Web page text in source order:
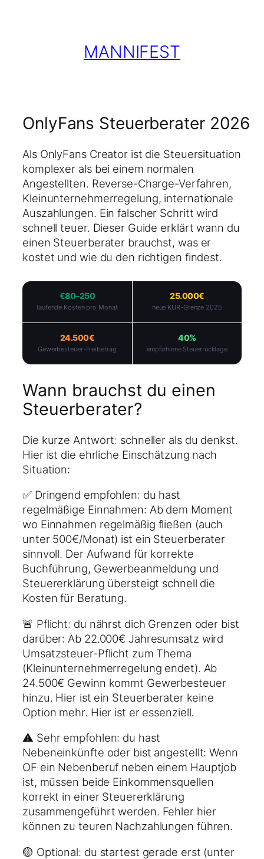
MANNIFEST
OnlyFans Steuerberater 2026
Als OnlyFans Creator ist die Steuersituation
komplexer als bei einem normalen
Angestellten. Reverse-Charge-Verfahren,
Kleinunternehmerregelung, internationale
Auszahlungen. Ein falscher Schritt wird
schnell teuer. Dieser Guide erklärt wann du
einen Steuerberater brauchst, was er
kostet und wie du den richtigen findest.
€80–250
laufende Kosten pro Monat
25.000€
neue KUR-Grenze 2025
24.500€
Gewerbesteuer-Freibetrag
40%
empfohlene Steuerrücklage
Wann brauchst du einen
Steuerberater?
Die kurze Antwort: schneller als du denkst.
Hier ist die ehrliche Einschätzung nach
Situation:
✅ Dringend empfohlen: du hast
regelmäßige Einnahmen: Ab dem Moment
wo Einnahmen regelmäßig fließen (auch
unter 500€/Monat) ist ein Steuerberater
sinnvoll. Der Aufwand für korrekte
Buchführung, Gewerbeanmeldung und
Steuererklärung übersteigt schnell die
Kosten für Beratung.
🚨 Pflicht: du nährst dich Grenzen oder bist
darüber: Ab 22.000€ Jahresumsatz wird
Umsatzsteuer-Pflicht zum Thema
(Kleinunternehmerregelung endet). Ab
24.500€ Gewinn kommt Gewerbesteuer
hinzu. Hier ist ein Steuerberater keine
Option mehr. Hier ist er essenziell.
⚠️ Sehr empfohlen: du hast
Nebeneinkünfte oder bist angestellt: Wenn
OF ein Nebenberuf neben einem Hauptjob
ist, müssen beide Einkommensquellen
korrekt in einer Steuererklärung
zusammengeführt werden. Fehler hier
können zu teuren Nachzahlungen führen.
🟡 Optional: du startest gerade erst (unter